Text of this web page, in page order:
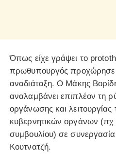
Όπως είχε γράψει το
πρωθυπουργός προχώρησε
αναδιάταξη. Ο Μάκης
αναλαμβάνει επιπλέον τη
οργάνωσης και
κυβερνητικών οργάνων (πχ
συμβουλίου) σε συνεργασία
Κουτνατζή.